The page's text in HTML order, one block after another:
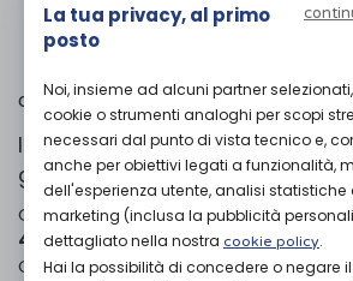
potrebbe non rispecchiare
caratteristiche del
di Camp
Immobilizzatore braccio spalla
gomito
Codice OTGP:CA4VBP9200|
4442| Codice Nomenclatore
Categoria:Prodotti ortopedici»Arto
La tua privacy, al primo
posto
Noi, insieme ad alcuni partner
cookie o strumenti analoghi per scopi
necessari dal punto di vista tecnico e,
anche per obiettivi legati a funzionalità,
dell'esperienza utente, analisi statistiche
marketing (inclusa la pubblicità
dettagliato nella nostra cookie policy.
Hai la possibilità di concedere o negare